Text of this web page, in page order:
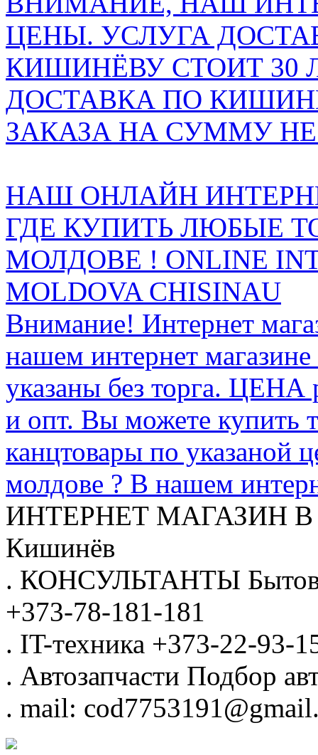
ЦЕНЫ. УСЛУГА
КИШИНЁВУ СТОИТ 30
ДОСТАВКА ПО
ЗАКАЗА НА СУММУ НЕ
НАШ ОНЛАЙН
ГДЕ КУПИТЬ ЛЮБЫЕ
МОЛДОВЕ ! ONLINE
MOLDOVA CHISINAU
Внимание! Интернет
нашем интернет
указаны без торга.
и опт. Вы можете купить
канцтовары по указаной
молдове ? В нашем
ИНТЕРНЕТ МАГАЗИН
Кишинёв
. КОНСУЛЬТАНТЫ
+373-78-181-181
. IT-техника +373-22-93-
. Автозапчасти Подбор
. mail: